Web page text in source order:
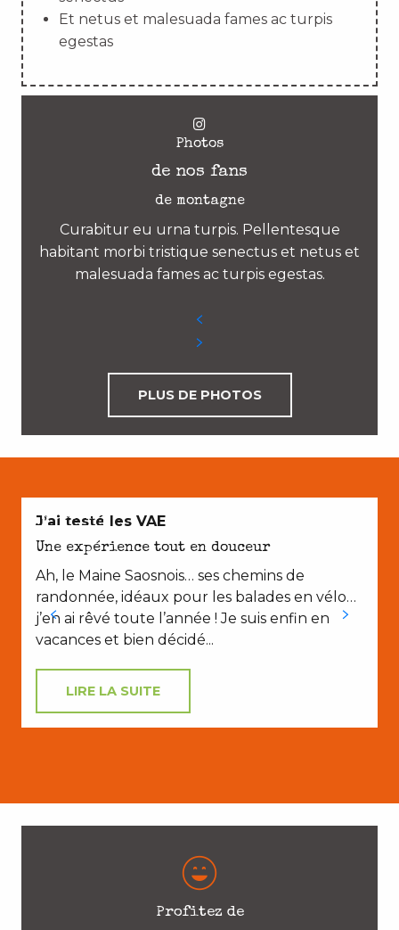
Et netus et malesuada fames ac turpis
egestas
Photos
de nos fans
de montagne
Curabitur eu urna turpis. Pellentesque
habitant morbi tristique senectus et netus et
malesuada fames ac turpis egestas.
PLUS DE PHOTOS
EN COUPLE
J’ai testé les VAE
Une expérience tout en douceur
Ah, le Maine Saosnois… ses chemins de
randonnée, idéaux pour les balades en vélo…
j’en ai rêvé toute l’année ! Je suis enfin en
vacances et bien décidé...
LIRE LA SUITE
Profitez de